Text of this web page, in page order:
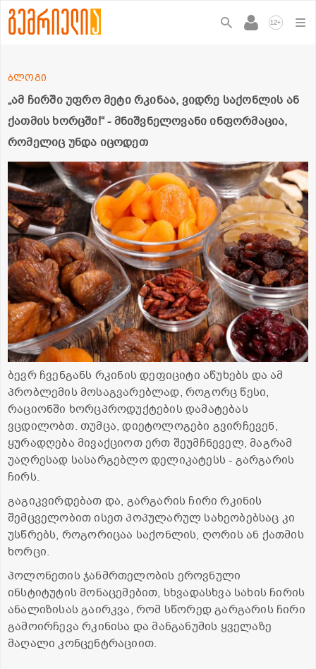
12+
„ამ ჩირში უფრო მეტი რკინაა, ვიდრე საქონლის ან
ქათმის ხორცში!“ - მნიშვნელოვანი ინფორმაცია,
რომელიც უნდა იცოდეთ
ბლოგი
ბევრ ჩვენგანს რკინის დეფიციტი აწუხებს და ამ
პრობლემის მოსაგვარებლად, როგორც წესი,
რაციონში ხორცპროდუქტების დამატებას
ვცდილობთ. თუმცა, დიეტოლოგები გვირჩევენ,
ყურადღება მივაქციოთ ერთ შეუმჩნეველ, მაგრამ
უაღრესად სასარგებლო დელიკატესს - გარგარის
ჩირს.
გაგიკვირდებათ და, გარგარის ჩირი რკინის
შემცველობით ისეთ პოპულარულ სახეობებსაც კი
უსწრებს, როგორიცაა საქონლის, ღორის ან ქათმის
ხორცი.
პოლონეთის ჯანმრთელობის ეროვნული
ინსტიტუტის მონაცემებით, სხვადასხვა სახის ჩირის
ანალიზისას გაირკვა, რომ სწორედ გარგარის ჩირი
გამოირჩევა რკინისა და მანგანუმის ყველაზე
მაღალი კონცენტრაციით.